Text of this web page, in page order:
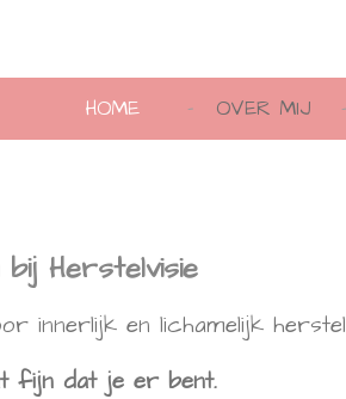
HOME OVER MIJ
Herstelvisie
innerlijk en lichamelijk herstel
fijn dat je er bent.